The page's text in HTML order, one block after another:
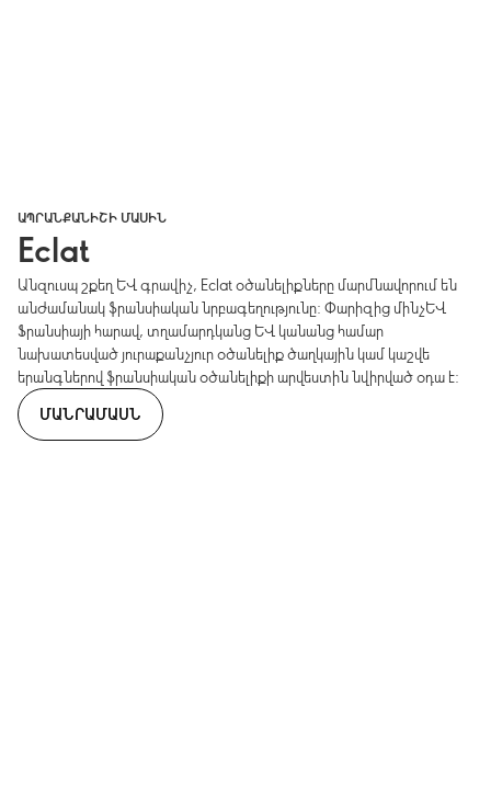
ԱՊՐԱՆՔԱՆԻՇԻ ՄԱՍԻՆ
Eclat
Անզուսպ շքեղ և գրավիչ, Eclat օծանելիքները մարմնավորում են
անժամանակ ֆրանսիական նրբագեղությունը: Փարիզից մինչև
Ֆրանսիայի հարավ, տղամարդկանց և կանանց համար
նախատեսված յուրաքանչյուր օծանելիք ծաղկային կամ կաշվե
երանգներով ֆրանսիական օծանելիքի արվեստին նվիրված օդա է:
ՄԱՆՐԱՄԱՍՆ